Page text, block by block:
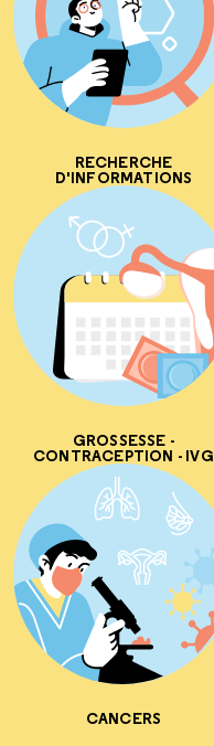
RECHERCHE
D'INFORMATIONS
GROSSESSE -
CONTRACEPTION - IVG
CANCERS